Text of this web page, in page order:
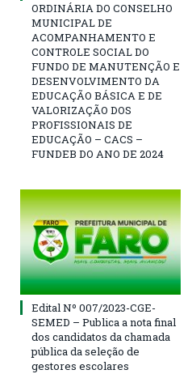
ORDINÁRIA DO CONSELHO
MUNICIPAL DE
ACOMPANHAMENTO E
CONTROLE SOCIAL DO
FUNDO DE MANUTENÇÃO E
DESENVOLVIMENTO DA
EDUCAÇÃO BÁSICA E DE
VALORIZAÇÃO DOS
PROFISSIONAIS DE
EDUCAÇÃO – CACS –
FUNDEB DO ANO DE 2024
Edital Nº 007/2023-CGE-
SEMED – Publica a nota final
dos candidatos da chamada
pública da seleção de
gestores escolares